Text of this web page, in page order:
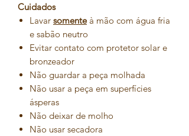
Cuidados
Lavar somente à mão com água fria
e sabão neutro
Evitar contato com protetor solar e
bronzeador
Não guardar a peça molhada
Não usar a peça em superfícies
ásperas
Não deixar de molho
Não usar secadora